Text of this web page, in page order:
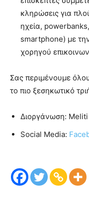
κληρώσεις για
ηχεία,
smartphone) με
χορηγού
Σας περιμένουμε
το πιο ξεσηκωτικό
Διοργάνωση:
Social Media: